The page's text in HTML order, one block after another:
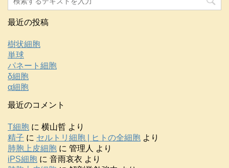
最近の投稿
樹状細胞
単球
パネート細胞
δ細胞
α細胞
最近のコメント
T細胞 に 横山哲 より
精子 に セルトリ細胞 | ヒトの全細胞 より
肺胞上皮細胞 に 管理人 より
iPS細胞 に 音雨哀衣 より